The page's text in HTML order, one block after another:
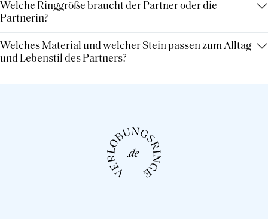
Welche Ringgröße braucht der Partner oder die
Partnerin?
Welches Material und welcher Stein passen zum Alltag
und Lebenstil des Partners?